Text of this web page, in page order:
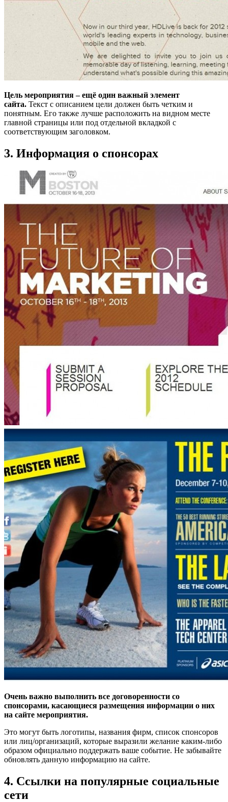
Цель мероприятия – ещё один важный элемент
сайта. Текст с описанием цели должен быть четким и
понятным. Его также лучше расположить на видном месте
главной страницы или под отдельной вкладкой с
соответствующим заголовком.
3. Информация о спонсорах
Очень важно выполнить все договоренности со
спонсорами, касающиеся размещения информации о них
на сайте мероприятия.
Это могут быть логотипы, названия фирм, список спонсоров
или лиц/организаций, которые выразили желание каким-либо
образом официально поддержать ваше событие. Не забывайте
обновлять данную информацию на сайте.
4. Ссылки на популярные социальные
сети